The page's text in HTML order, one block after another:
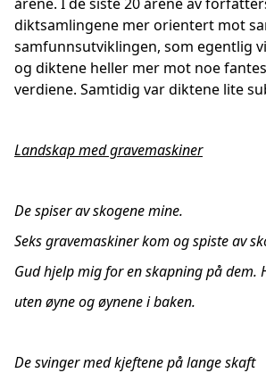
diktsamlingene mer orientert mot
samfunnsutviklingen, som egentlig
og diktene heller mer mot noe
verdiene. Samtidig var diktene lite
Landskap med gravemaskiner
De spiser av skogene mine.
Seks gravemaskiner kom og spiste av
Gud hjelp mig for en skapning på dem.
uten øyne og øynene i baken.
De svinger med kjeftene på lange skaft